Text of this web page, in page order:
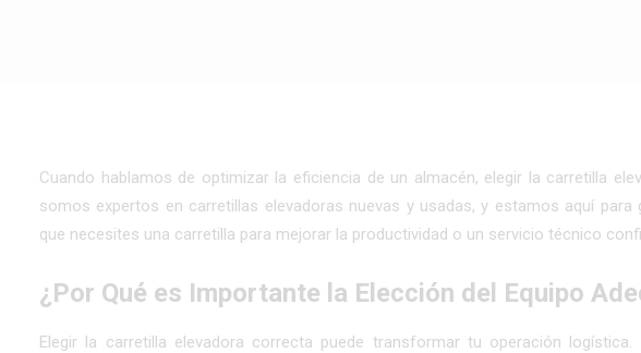
Cuando hablamos de optimizar la eficiencia de un almacén, elegir la carretilla
somos expertos en carretillas elevadoras nuevas y usadas, y estamos aquí
que necesites una carretilla para mejorar la productividad o un servicio técnico
¿Por Qué es Importante la Elección del Equipo
Elegir la carretilla elevadora correcta puede transformar tu operación